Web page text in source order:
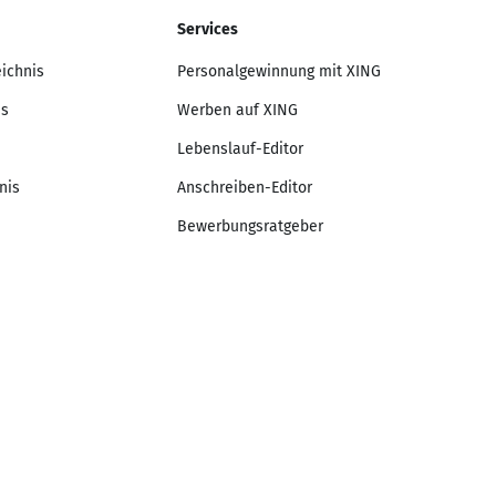
Services
Personalgewinnung mit XING
Werben auf XING
Lebenslauf-Editor
Anschreiben-Editor
Bewerbungsratgeber